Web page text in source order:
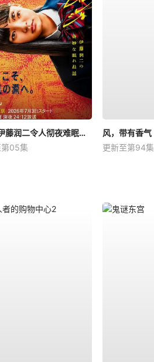
怪奇-伊藤润二令人彻夜难眠的奇异故事－
05集
风，带有香气
更新至第94集